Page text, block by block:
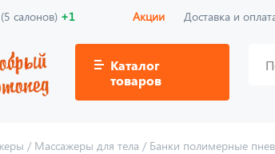
салонов) +1 Акции Доставка и
Каталог
товаров
/ Массажеры для тела / Банки полимерные